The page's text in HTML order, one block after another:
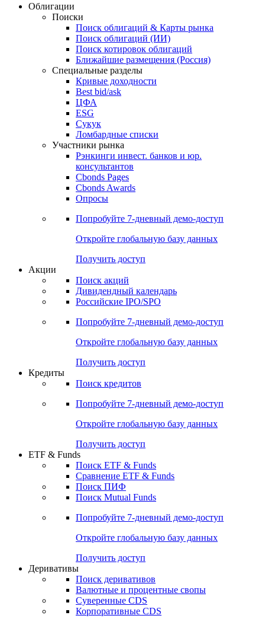
Облигации
Поиски
Поиск облигаций & Карты рынка
Поиск облигаций (ИИ)
Поиск котировок облигаций
Ближайшие размещения (Россия)
Специальные разделы
Кривые доходности
Best bid/ask
ЦФА
ESG
Сукук
Ломбардные списки
Участники рынка
Рэнкинги инвест. банков и юр.
консультантов
Cbonds Pages
Cbonds Awards
Опросы
Попробуйте 7-дневный демо-доступ
Откройте глобальную базу данных
Получить доступ
Акции
Поиск акций
Дивидендный календарь
Российские IPO/SPO
Попробуйте 7-дневный демо-доступ
Откройте глобальную базу данных
Получить доступ
Кредиты
Поиск кредитов
Попробуйте 7-дневный демо-доступ
Откройте глобальную базу данных
Получить доступ
ETF & Funds
Поиск ETF & Funds
Сравнение ETF & Funds
Поиск ПИФ
Поиск Mutual Funds
Попробуйте 7-дневный демо-доступ
Откройте глобальную базу данных
Получить доступ
Деривативы
Поиск деривативов
Валютные и процентные свопы
Суверенные CDS
Корпоративные CDS